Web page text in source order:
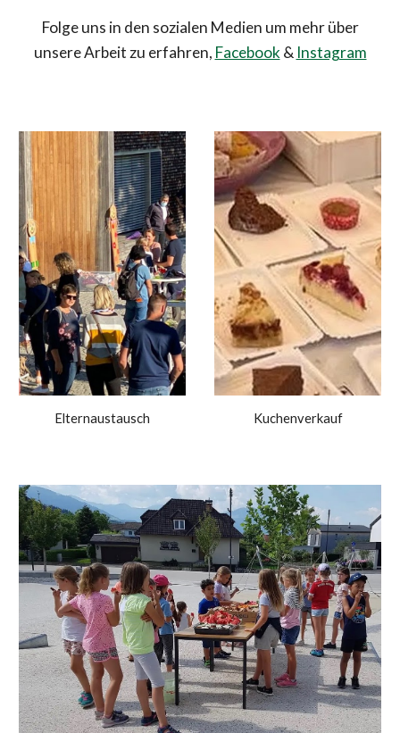
Folge uns in den sozialen Medien um mehr über
unsere Arbeit zu erfahren, Facebook & Instagram
Elternaustausch Kuchenverkauf